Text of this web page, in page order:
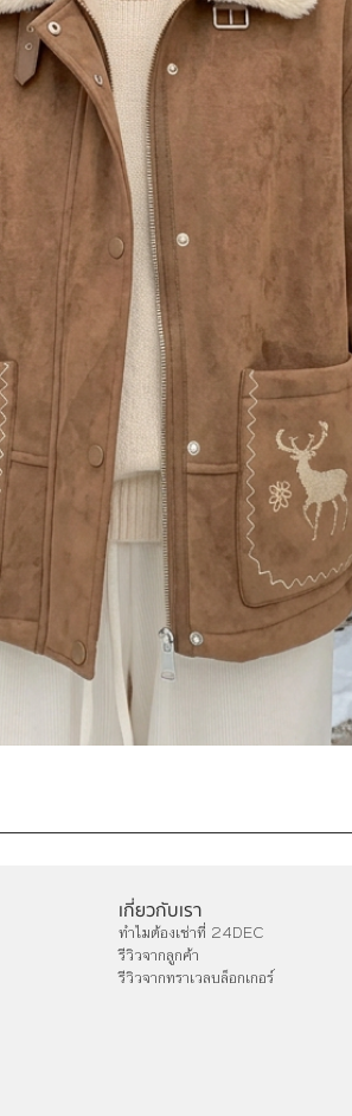
เกี่ยวกับเรา
ทำไมต้องเช่าที่ 24DEC
รีวิวจากลูกค้า
รีวิวจากทราเวลบล็อกเกอร์